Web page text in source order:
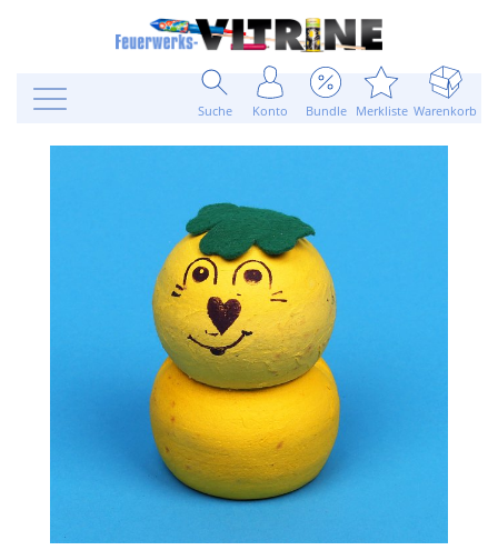
Suche Konto Bundle Merkliste Warenkorb